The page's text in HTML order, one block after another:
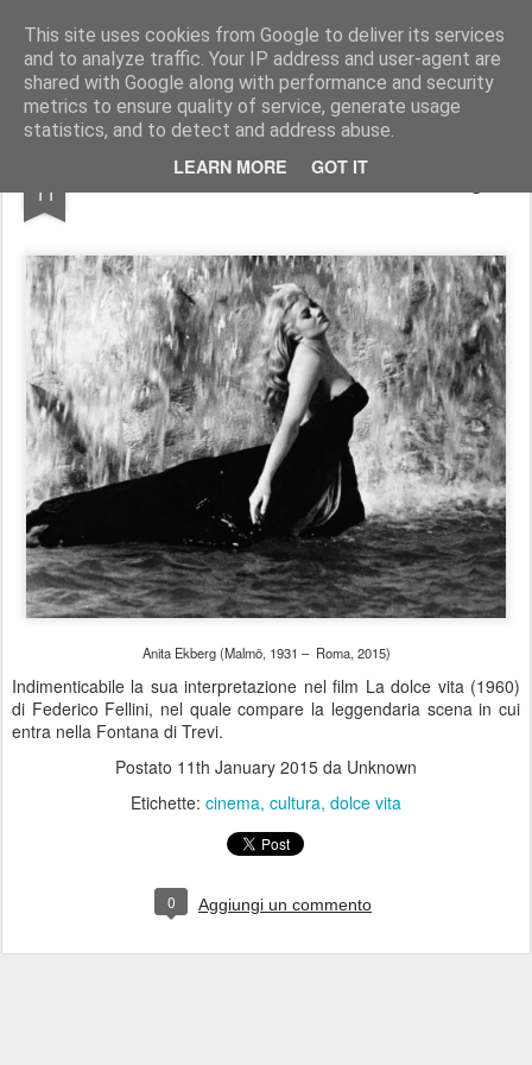
This site uses cookies from Google to deliver its services
and to analyze traffic. Your IP address and user-agent are
shared with Google along with performance and security
metrics to ensure quality of service, generate usage
statistics, and to detect and address abuse.
LEARN MORE GOT IT
In esplorazione oltre lo stagno di rane Blog antifascista in esplorazione che ha scelto la rivoluzione. Solo mettendo in viaggio la propria anima si evita che essa, annoiata, abbandoni il proprio corpo. Il vero nucleo dello spirito vitale di una persona è la passione per l'avventura.
Pages
11 Se ne va la Dolce Vita, Anita Ekberg.
Anita Ekberg (Malmö, 1931 – Roma, 2015)
Indimenticabile la sua interpretazione nel film La dolce vita (1960)
di Federico Fellini, nel quale compare la leggendaria scena in cui
entra nella Fontana di Trevi.
Postato 11th January 2015 da Unknown
Etichette: cinema cultura dolce vita
0 Aggiungi un commento